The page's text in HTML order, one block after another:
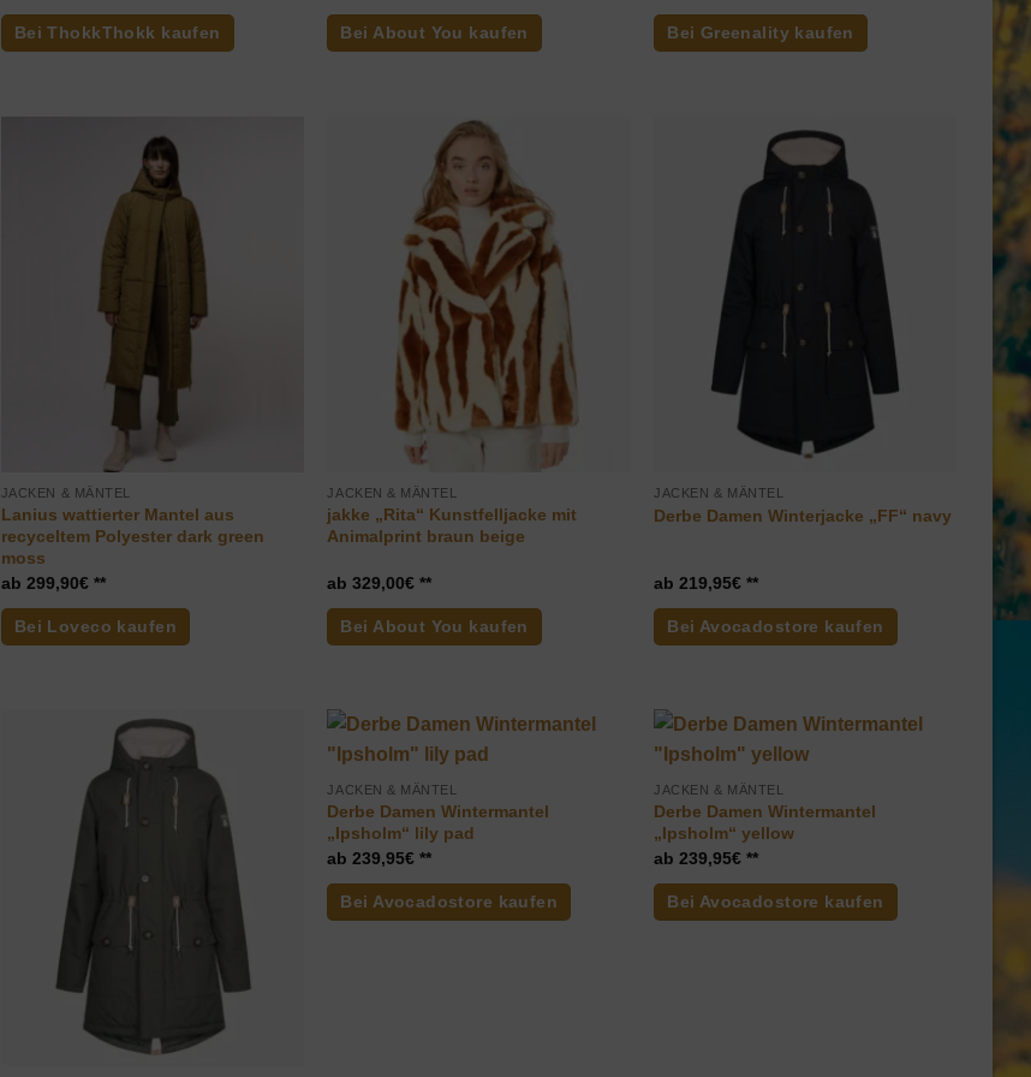
war:
349,90€
ist:
244,90€.
Bei ThokkThokk kaufen Bei About You kaufen Bei Greenality kaufen
JACKEN & MÄNTEL
Lanius wattierter Mantel aus
recyceltem Polyester dark green
moss
299,90€
Bei Loveco kaufen
JACKEN & MÄNTEL
jakke „Rita“ Kunstfelljacke mit
Animalprint braun beige
329,00€
Bei About You kaufen
JACKEN & MÄNTEL
Derbe Damen Winterjacke „FF“ navy
219,95€
Bei Avocadostore kaufen
JACKEN & MÄNTEL
Derbe Damen Wintermantel
„Ipsholm“ lily pad
239,95€
Bei Avocadostore kaufen
JACKEN & MÄNTEL
Derbe Damen Wintermantel
„Ipsholm“ yellow
239,95€
Bei Avocadostore kaufen